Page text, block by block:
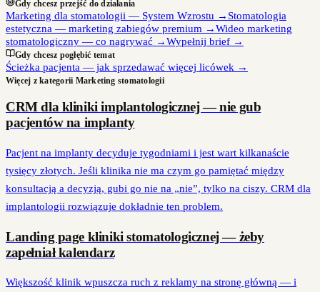
Gdy chcesz przejść do działania
Marketing dla stomatologii — System Wzrostu → Stomatologia
estetyczna — marketing zabiegów premium →Wideo marketing
stomatologiczny — co nagrywać →Wypełnij brief →
Gdy chcesz pogłębić temat
Ścieżka pacjenta — jak sprzedawać więcej licówek →
Więcej z kategorii Marketing stomatologii
CRM dla kliniki implantologicznej — nie gub
pacjentów na implanty
Pacjent na implanty decyduje tygodniami i jest wart kilkanaście
tysięcy złotych. Jeśli klinika nie ma czym go pamiętać między
konsultacją a decyzją, gubi go nie na „nie”, tylko na ciszy. CRM dla
implantologii rozwiązuje dokładnie ten problem.
Landing page kliniki stomatologicznej — żeby
zapełniał kalendarz
Większość klinik wpuszcza ruch z reklamy na stronę główną — i